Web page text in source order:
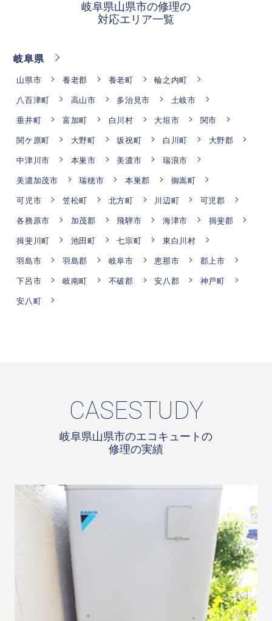
岐阜県山県市の修理の
対応エリア一覧
岐阜県
山県市 養老郡 養老町
輪之内町
八百津町
高山市 多治見市
土岐市
垂井町
富加町 白川村 大垣市
関市
関ケ原町
大野町 坂祝町 白川町
大野郡
中津川市
本巣市 美濃市
瑞浪市
美濃加茂市
瑞穂市 本巣郡
御嵩町
可児市
笠松町 北方町 川辺町
可児郡
各務原市
加茂郡 飛騨市 海津市
揖斐郡
揖斐川町
池田町 七宗町
東白川村
羽島市
羽島郡 岐阜市 恵那市
郡上市
下呂市
岐南町 不破郡 安八郡
神戸町
安八町
CASESTUDY
岐阜県山県市のエコキュートの
修理の実績